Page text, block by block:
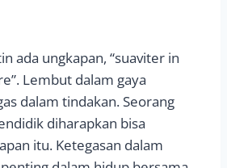
ada ungkapan, “suaviter in
Lembut dalam gaya
dalam tindakan. Seorang
diharapkan bisa
itu. Ketegasan dalam